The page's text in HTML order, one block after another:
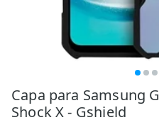
Capa para Samsung
Shock X - Gshield